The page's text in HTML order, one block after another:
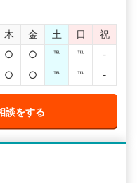
木 金 土 日
祝
○ ○ ℡ ℡
-
○ ○ ℡ ℡ -
談をする